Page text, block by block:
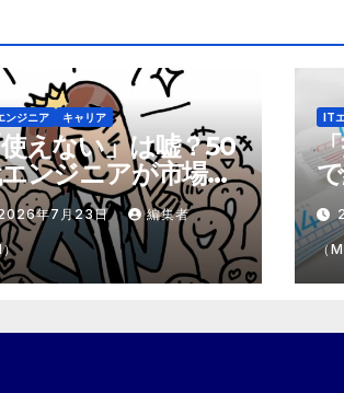
ンジニア キャリア
えない」は嘘？50
ンジニアが市場で
テモテ」になるた
8個の強み
年7月23日 編集者
）
IT
（M